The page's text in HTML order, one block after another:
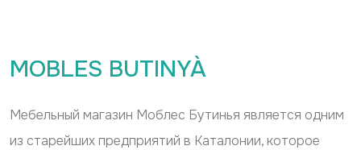
MOBLES BUTINYÀ
Мебельный магазин Moблес Бутинья является одним
из старейших предприятий в Каталонии, которое